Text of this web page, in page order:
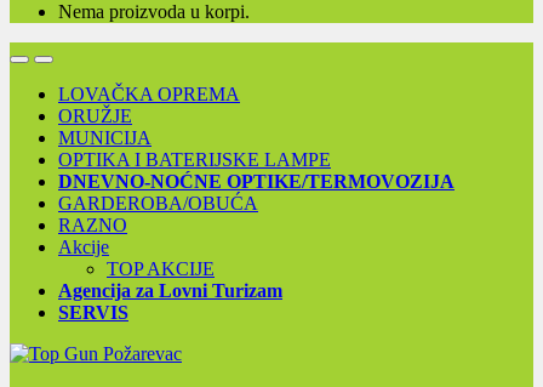
Nema proizvoda u korpi.
OpenClose
LOVAČKA OPREMA
ORUŽJE
MUNICIJA
OPTIKA I BATERIJSKE LAMPE
DNEVNO-NOĆNE OPTIKE/TERMOVOZIJA
GARDEROBA/OBUĆA
RAZNO
Akcije
TOP AKCIJE
Agencija za Lovni Turizam
SERVIS